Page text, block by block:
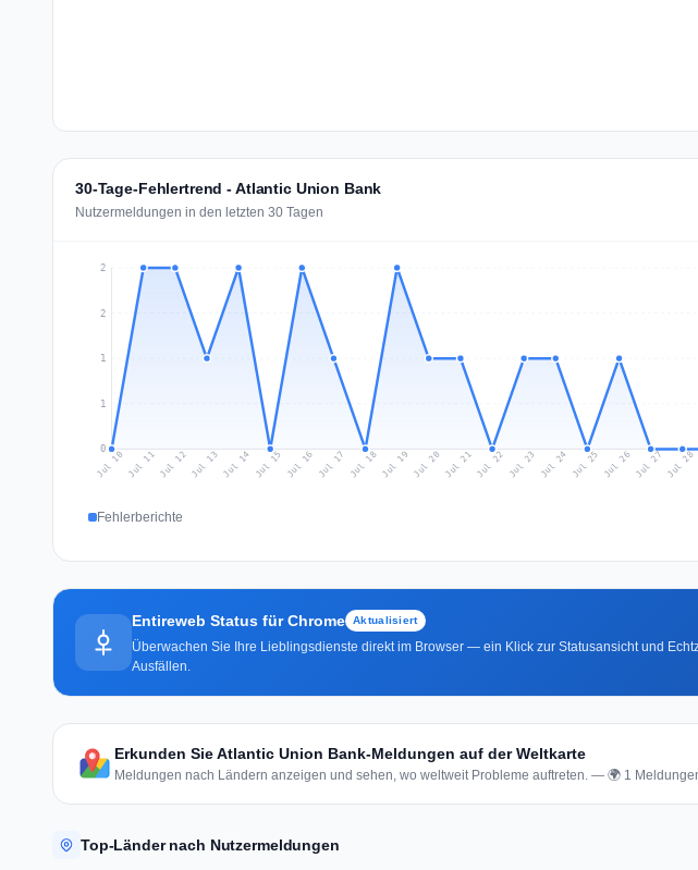
30-Tage-Fehlertrend - Atlantic Union Bank
Nutzermeldungen in den letzten 30 Tagen
0
1
1
2
2
Jul 10 Jul 11Jul 12Jul 13 Jul 14 Jul 15 Jul 16 Jul 17 Jul 18Jul 19 Jul 20 Jul 21Jul 22 Jul 23 Jul 24 Jul 25 Jul 26Jul 27 Jul 28
Fehlerberichte
Entireweb Status für Chrome Aktualisiert
Überwachen Sie Ihre Lieblingsdienste direkt im Browser — ein Klick zur Statusansicht und
Ausfällen.
Erkunden Sie Atlantic Union Bank-Meldungen auf der Weltkarte
Meldungen nach Ländern anzeigen und sehen, wo weltweit Probleme auftreten. — 🌍 1
Top-Länder nach Nutzermeldungen